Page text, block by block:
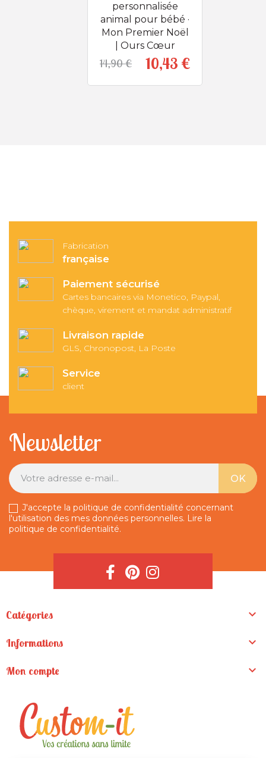
personnalisée
animal pour bébé ·
Mon Premier Noël
| Ours Cœur
Prix
10,43 €Prix de base
14,90 €
Fabrication
française
Paiement sécurisé
Cartes bancaires via Monetico, Paypal,
chèque, virement et mandat administratif
Livraison rapide
GLS, Chronopost, La Poste
Service
client
Newsletter
J'accepte la politique de confidentialité concernant
l'utilisation des mes données personnelles. Lire la
politique de confidentialité.
Catégories 
Informations 
Mon compte 